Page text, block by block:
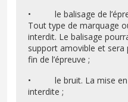
• le balisage de
Tout type de marquage
interdit. Le balisage
support amovible et sera
fin de l’épreuve ;
• le bruit. La mise en
interdite ;